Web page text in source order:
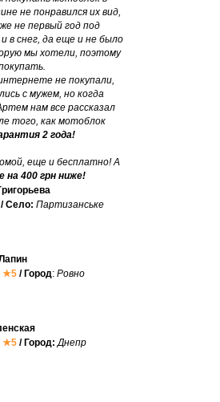
не понравился их вид,
не первый год под
в снег, да еще и не было
мы хотели, поэтому
не покупали,
с мужем, но когда
нам все рассказал
того, как мотоблок
2 года!
еще и бесплатно! А
на 400 грн ниже!
/ Село: Партизанське
★5 / Город: Ровно
★5 / Город: Днепр